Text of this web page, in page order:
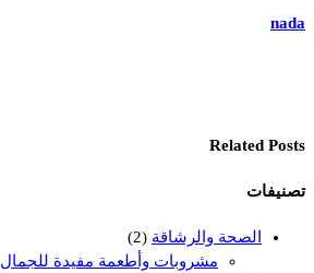
nada
Related Posts
تصنيفات
الصحة والرشاقة (2)
مشروبات وأطعمة مفيدة للجمال